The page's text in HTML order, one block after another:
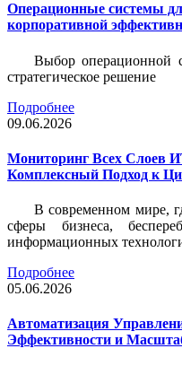
Операционные системы
корпоративной
Выбор операционной
стратегическое решение
Подробнее
09.06.2026
Мониторинг Всех Слоев
Комплексный Подход к
В современном мире,
сферы бизнеса,
информационных
Подробнее
05.06.2026
Автоматизация
Эффективности и